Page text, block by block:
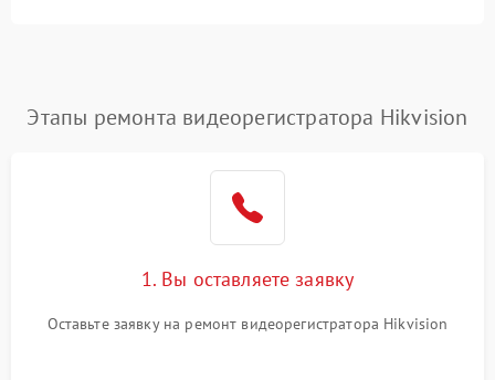
Этапы ремонта видеорегистратора Hikvision
1. Вы оставляете заявку
Оставьте заявку на ремонт видеорегистратора Hikvision